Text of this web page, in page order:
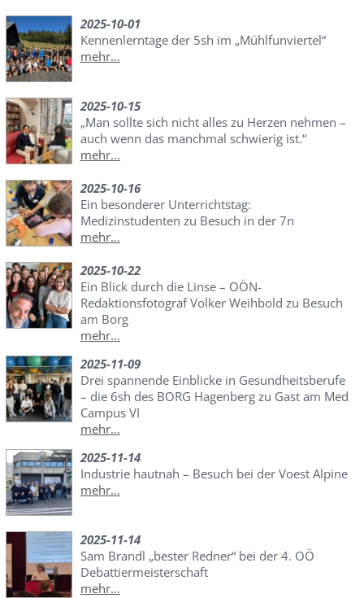
2025-10-01
Kennenlerntage der 5sh im „Mühlfunviertel“
mehr...
2025-10-15
„Man sollte sich nicht alles zu Herzen nehmen –
auch wenn das manchmal schwierig ist.“
mehr...
2025-10-16
Ein besonderer Unterrichtstag:
Medizinstudenten zu Besuch in der 7n
mehr...
2025-10-22
Ein Blick durch die Linse – OÖN-
Redaktionsfotograf Volker Weihbold zu Besuch
am Borg
mehr...
2025-11-09
Drei spannende Einblicke in Gesundheitsberufe
– die 6sh des BORG Hagenberg zu Gast am Med
Campus VI
mehr...
2025-11-14
Industrie hautnah – Besuch bei der Voest Alpine
mehr...
2025-11-14
Sam Brandl „bester Redner“ bei der 4. OÖ
Debattiermeisterschaft
mehr...